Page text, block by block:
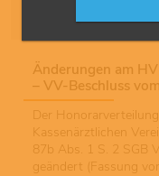
Änderungen am
– VV-Beschluss
Der
Kassenärztlichen
87b Abs. 1 S. 2 SGB
geändert (Fassung